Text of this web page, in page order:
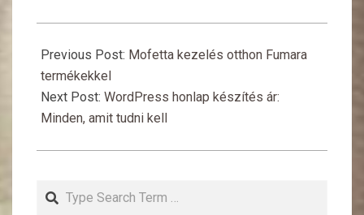
11-
27
Previous Post: Mofetta kezelés otthon Fumara
termékekkel
Next Post: WordPress honlap készítés ár:
Minden, amit tudni kell
Search